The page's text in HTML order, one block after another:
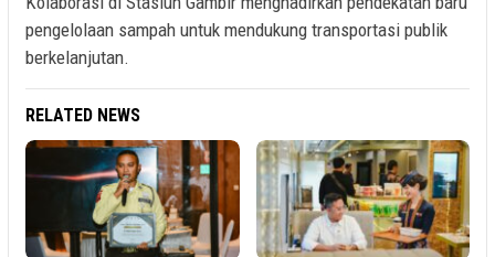
pengelolaan sampah untuk mendukung transportasi publik
berkelanjutan.
RELATED NEWS